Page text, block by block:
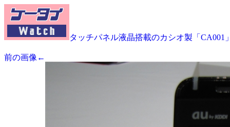
タッチパネル液晶搭載のカシオ製「CA001
前の画像←